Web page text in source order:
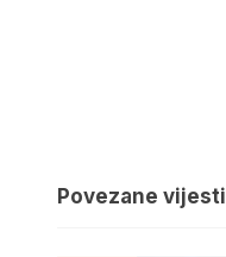
Povezane vijesti